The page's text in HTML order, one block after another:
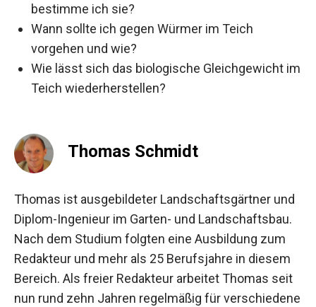
bestimme ich sie?
Wann sollte ich gegen Würmer im Teich
vorgehen und wie?
Wie lässt sich das biologische Gleichgewicht im
Teich wiederherstellen?
Thomas Schmidt
Thomas ist ausgebildeter Landschaftsgärtner und
Diplom-Ingenieur im Garten- und Landschaftsbau.
Nach dem Studium folgten eine Ausbildung zum
Redakteur und mehr als 25 Berufsjahre in diesem
Bereich. Als freier Redakteur arbeitet Thomas seit
nun rund zehn Jahren regelmäßig für verschiedene